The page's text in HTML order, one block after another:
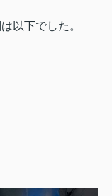
は以下でした。